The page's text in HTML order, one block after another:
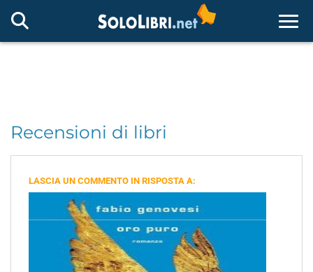
Recensioni di libri
LASCIA UN COMMENTO IN RISPOSTA A: